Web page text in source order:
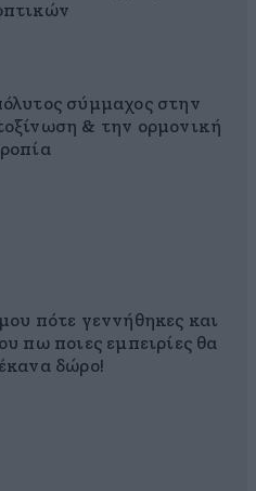
σύμμαχος στην
& την ορμονική
πότε γεννήθηκες και
πω ποιες εμπειρίες θα
δώρο!